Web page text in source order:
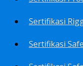
Sertifikasi